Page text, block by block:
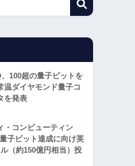
100超の量子ビットを
温ダイヤモンド量子コ
を発表
・コンピューティン
子ビット達成に向け英
（約150億円相当）投